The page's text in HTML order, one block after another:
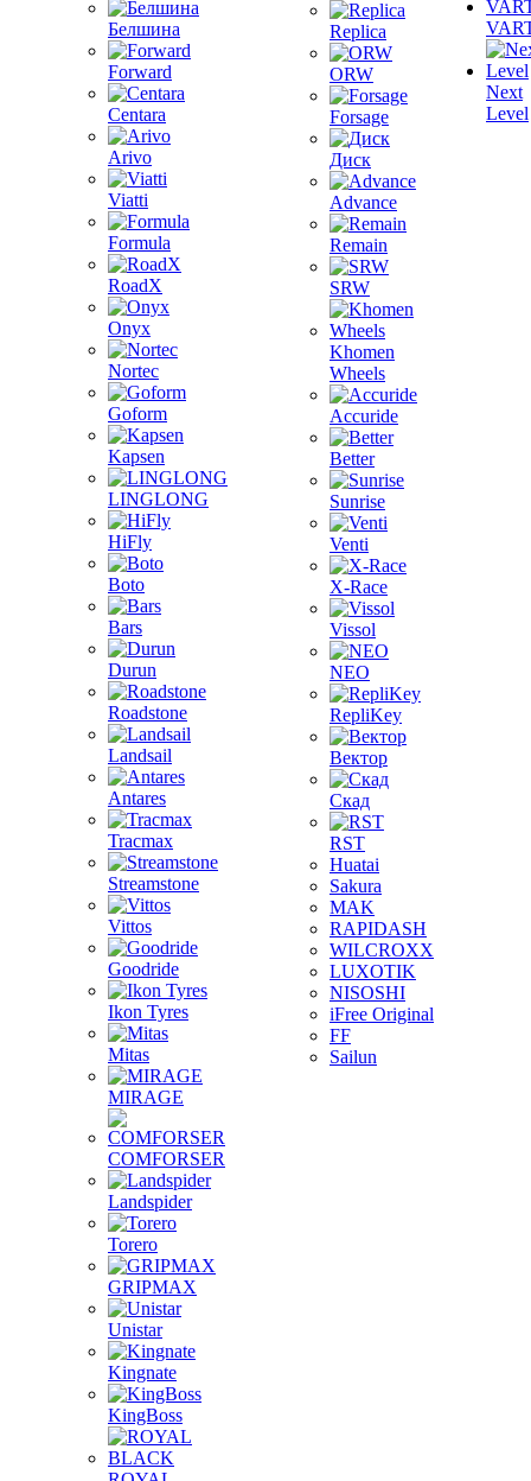
Белшина
Forward
Centara
Arivo
Viatti
Formula
RoadX
Onyx
Nortec
Goform
Kapsen
LINGLONG
HiFly
Boto
Bars
Durun
Roadstone
Landsail
Antares
Tracmax
Streamstone
Vittos
Goodride
Ikon Tyres
Mitas
MIRAGE
COMFORSER
Landspider
Torero
GRIPMAX
Unistar
Kingnate
KingBoss
Replica
ORW
Forsage
Диск
Advance
Remain
SRW
Khomen
Wheels
Accuride
Better
Sunrise
Venti
X-Race
Vissol
NEO
RepliKey
Вектор
Скад
RST
Huatai
Sakura
MAK
RAPIDASH
WILCROXX
LUXOTIK
NISOSHI
iFree Original
FF
Sailun
Next
Level